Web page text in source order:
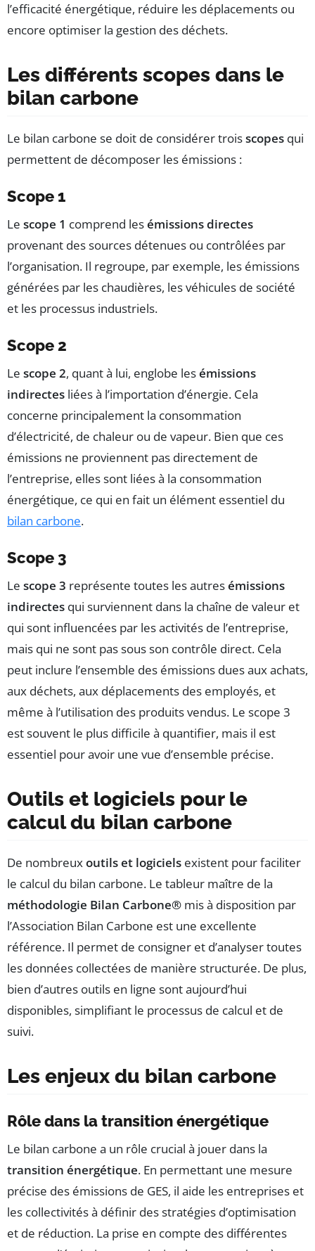
l’efficacité énergétique, réduire les déplacements ou
encore optimiser la gestion des déchets.
Les différents scopes dans le
bilan carbone
Le bilan carbone se doit de considérer troisscopes qui
permettent de décomposer les émissions :
Scope 1
Le scope 1 comprend lesémissions directes
provenant des sources détenues ou contrôlées par
l’organisation. Il regroupe, par exemple, les émissions
générées par les chaudières, les véhicules de société
et les processus industriels.
Scope 2
Le scope 2, quant à lui, englobe lesémissions
indirectes liées à l’importation d’énergie. Cela
concerne principalement la consommation
d’électricité, de chaleur ou de vapeur. Bien que ces
émissions ne proviennent pas directement de
l’entreprise, elles sont liées à la consommation
énergétique, ce qui en fait un élément essentiel du
bilan carbone.
Scope 3
Le scope 3 représente toutes les autresémissions
indirectes qui surviennent dans la chaîne de valeur et
qui sont influencées par les activités de l’entreprise,
mais qui ne sont pas sous son contrôle direct. Cela
peut inclure l’ensemble des émissions dues aux achats,
aux déchets, aux déplacements des employés, et
même à l’utilisation des produits vendus. Le scope 3
est souvent le plus difficile à quantifier, mais il est
essentiel pour avoir une vue d’ensemble précise.
Outils et logiciels pour le
calcul du bilan carbone
De nombreuxoutils et logiciels existent pour faciliter
le calcul du bilan carbone. Le tableur maître de la
méthodologie Bilan Carbone® mis à disposition par
l’Association Bilan Carbone est une excellente
référence. Il permet de consigner et d’analyser toutes
les données collectées de manière structurée. De plus,
bien d’autres outils en ligne sont aujourd’hui
disponibles, simplifiant le processus de calcul et de
suivi.
Les enjeux du bilan carbone
Rôle dans la transition énergétique
Le bilan carbone a un rôle crucial à jouer dans la
transition énergétique. En permettant une mesure
précise des émissions de GES, il aide les entreprises et
les collectivités à définir des stratégies d’optimisation
et de réduction. La prise en compte des différentes